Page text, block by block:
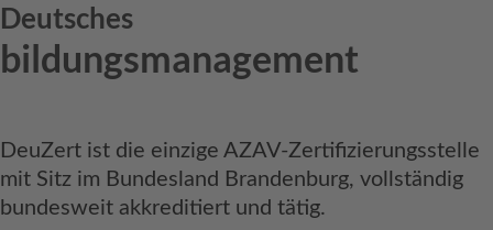
Deutsches
bildungsmanagement
DeuZert ist die einzige AZAV-Zertifizierungsstelle
mit Sitz im Bundesland Brandenburg, vollständig
bundesweit akkreditiert und tätig.